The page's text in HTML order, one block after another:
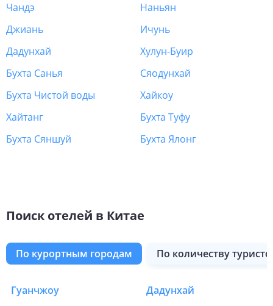
Чандэ
Наньян
Джиань
Ичунь
Дадунхай
Хулун-Буир
Бухта Санья
Сяодунхай
Бухта Чистой воды
Хайкоу
Хайтанг
Бухта Туфу
Бухта Сяншуй
Бухта Ялонг
Поиск отелей в Китае
по курортным городам по количеству
Отели в Китае в
Гуанчжоу Дадунхай